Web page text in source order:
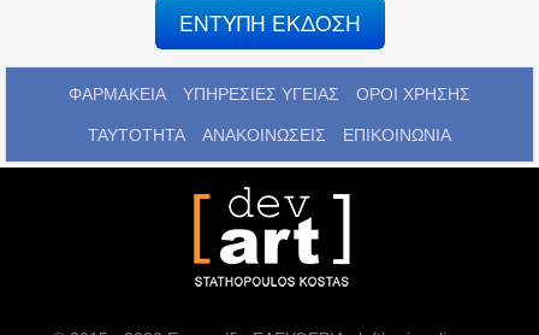
ΕΝΤΥΠΗ ΕΚΔΟΣΗ
ΦΑΡΜΑΚΕΙΑ ΥΠΗΡΕΣΙΕΣ ΥΓΕΙΑΣ ΟΡΟΙ ΧΡΗΣΗΣ
ΤΑΥΤΟΤΗΤΑ ΑΝΑΚΟΙΝΩΣΕΙΣ ΕΠΙΚΟΙΝΩΝΙΑ